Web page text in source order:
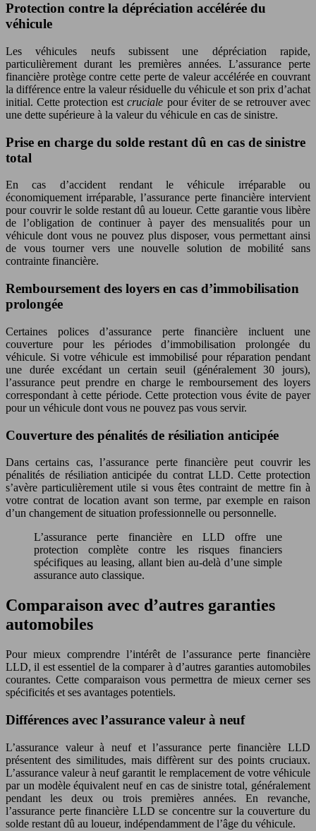
Protection contre la dépréciation accélérée du
véhicule
Les véhicules neufs subissent une dépréciation rapide,
particulièrement durant les premières années. L’assurance perte
financière protège contre cette perte de valeur accélérée en couvrant
la différence entre la valeur résiduelle du véhicule et son prix d’achat
initial. Cette protection estcruciale pour éviter de se retrouver avec
une dette supérieure à la valeur du véhicule en cas de sinistre.
Prise en charge du solde restant dû en cas de sinistre
total
En cas d’accident rendant le véhicule irréparable ou
économiquement irréparable, l’assurance perte financière intervient
pour couvrir le solde restant dû au loueur. Cette garantie vous libère
de l’obligation de continuer à payer des mensualités pour un
véhicule dont vous ne pouvez plus disposer, vous permettant ainsi
de vous tourner vers une nouvelle solution de mobilité sans
contrainte financière.
Remboursement des loyers en cas d’immobilisation
prolongée
Certaines polices d’assurance perte financière incluent une
couverture pour les périodes d’immobilisation prolongée du
véhicule. Si votre véhicule est immobilisé pour réparation pendant
une durée excédant un certain seuil (généralement 30 jours),
l’assurance peut prendre en charge le remboursement des loyers
correspondant à cette période. Cette protection vous évite de payer
pour un véhicule dont vous ne pouvez pas vous servir.
Couverture des pénalités de résiliation anticipée
Dans certains cas, l’assurance perte financière peut couvrir les
pénalités de résiliation anticipée du contrat LLD. Cette protection
s’avère particulièrement utile si vous êtes contraint de mettre fin à
votre contrat de location avant son terme, par exemple en raison
d’un changement de situation professionnelle ou personnelle.
L’assurance perte financière en LLD offre une
protection complète contre les risques financiers
spécifiques au leasing, allant bien au-delà d’une simple
assurance auto classique.
Comparaison avec d’autres garanties
automobiles
Pour mieux comprendre l’intérêt de l’assurance perte financière
LLD, il est essentiel de la comparer à d’autres garanties automobiles
courantes. Cette comparaison vous permettra de mieux cerner ses
spécificités et ses avantages potentiels.
Différences avec l’assurance valeur à neuf
L’assurance valeur à neuf et l’assurance perte financière LLD
présentent des similitudes, mais diffèrent sur des points cruciaux.
L’assurance valeur à neuf garantit le remplacement de votre véhicule
par un modèle équivalent neuf en cas de sinistre total, généralement
pendant les deux ou trois premières années. En revanche,
l’assurance perte financière LLD se concentre sur la couverture du
solde restant dû au loueur, indépendamment de l’âge du véhicule.